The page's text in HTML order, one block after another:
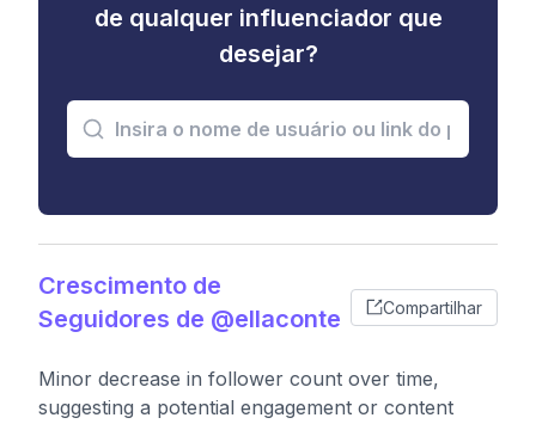
de qualquer influenciador que
desejar?
Crescimento de
Seguidores de @ellaconte
Compartilhar
Minor decrease in follower count over time,
suggesting a potential engagement or content